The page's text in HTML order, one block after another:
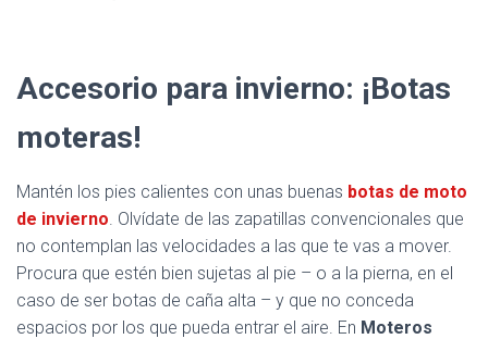
Accesorio para invierno: ¡Botas
moteras!
Mantén los pies calientes con unas buenas botas de moto
de invierno. Olvídate de las zapatillas convencionales que
no contemplan las velocidades a las que te vas a mover.
Procura que estén bien sujetas al pie – o a la pierna, en el
caso de ser botas de caña alta – y que no conceda
espacios por los que pueda entrar el aire. En Moteros